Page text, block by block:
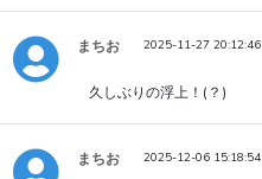
まちお 2025-11-27 20:12:46
久しぶりの浮上！(？)
まちお 2025-12-06 15:18:54